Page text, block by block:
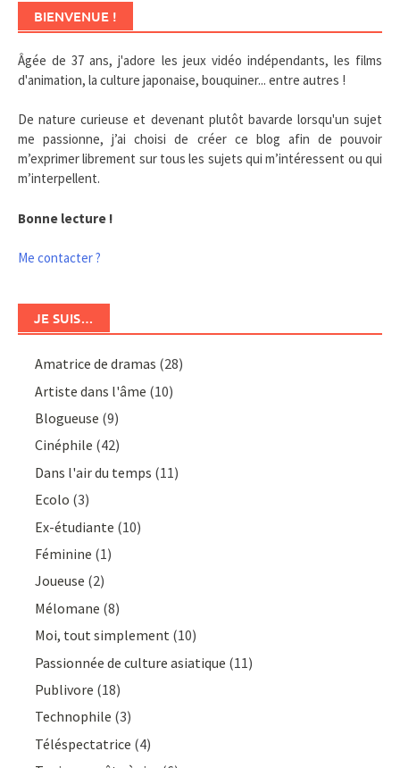
BIENVENUE !
Âgée de 37 ans, j'adore les jeux vidéo indépendants, les films
d'animation, la culture japonaise, bouquiner... entre autres !
De nature curieuse et devenant plutôt bavarde lorsqu'un sujet
me passionne, j’ai choisi de créer ce blog afin de pouvoir
m’exprimer librement sur tous les sujets qui m’intéressent ou qui
m’interpellent.
Bonne lecture !
Me contacter ?
JE SUIS…
Amatrice de dramas (28)
Artiste dans l'âme (10)
Blogueuse (9)
Cinéphile (42)
Dans l'air du temps (11)
Ecolo (3)
Ex-étudiante (10)
Féminine (1)
Joueuse (2)
Mélomane (8)
Moi, tout simplement (10)
Passionnée de culture asiatique (11)
Publivore (18)
Technophile (3)
Téléspectatrice (4)